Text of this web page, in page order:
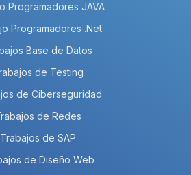
Programadores JAVA
Programadores .Net
Base de Datos
de Testing
de Ciberseguridad
de Redes
Trabajos de SAP
de Diseño Web